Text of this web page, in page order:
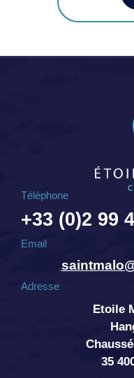
Téléphone
+33 (0)2 99
Email
Adresse
Etoile
35